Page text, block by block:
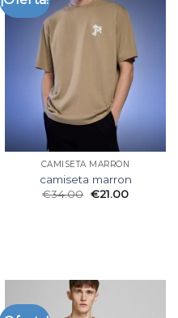
CAMISETA MARRON
camiseta marron
€34.00 €21.00